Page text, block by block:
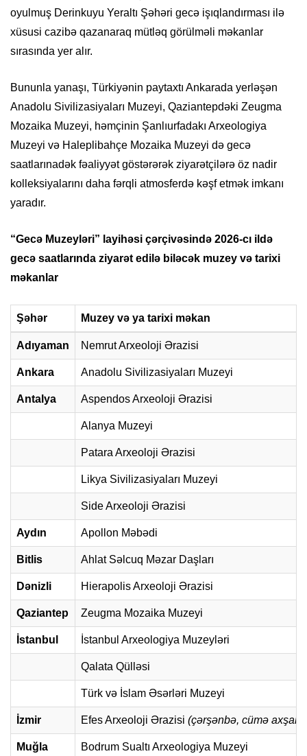
oyulmuş Derinkuyu Yeraltı Şəhəri gecə işıqlandırması ilə
xüsusi cazibə qazanaraq mütləq görülməli məkanlar
sırasında yer alır.
Bununla yanaşı, Türkiyənin paytaxtı Ankarada yerləşən
Anadolu Sivilizasiyaları Muzeyi, Qaziantepdəki Zeugma
Mozaika Muzeyi, həmçinin Şanlıurfadakı Arxeologiya
Muzeyi və Haleplibahçe Mozaika Muzeyi də gecə
saatlarınadək fəaliyyət göstərərək ziyarətçilərə öz nadir
kolleksiyalarını daha fərqli atmosferdə kəşf etmək imkanı
yaradır.
“Gecə Muzeyləri” layihəsi çərçivəsində 2026-cı ildə
gecə saatlarında ziyarət edilə biləcək muzey və tarixi
məkanlar
Şəhər Muzey və ya tarixi məkan
Adıyaman Nemrut Arxeoloji Ərazisi
Ankara Anadolu Sivilizasiyaları Muzeyi
Antalya Aspendos Arxeoloji Ərazisi
Alanya Muzeyi
Patara Arxeoloji Ərazisi
Likya Sivilizasiyaları Muzeyi
Side Arxeoloji Ərazisi
Aydın Apollon Məbədi
Bitlis Ahlat Səlcuq Məzar Daşları
Dənizli Hierapolis Arxeoloji Ərazisi
Qaziantep Zeugma Mozaika Muzeyi
İstanbul İstanbul Arxeologiya Muzeyləri
Qalata Qülləsi
Türk və İslam Əsərləri Muzeyi
İzmir Efes Arxeoloji Ərazisi (çərşənbə, cümə
Muğla Bodrum Sualtı Arxeologiya Muzeyi